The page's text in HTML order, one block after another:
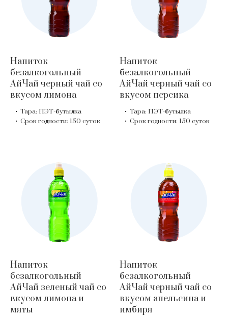
Напиток
безалкогольный
АйЧай черный чай со
вкусом лимона
Тара: ПЭТ-бутылка
Срок годности: 150 суток
Напиток
безалкогольный
АйЧай черный чай со
вкусом персика
Тара: ПЭТ-бутылка
Срок годности: 150 суток
Напиток
безалкогольный
АйЧай зеленый чай со
вкусом лимона и
мяты
Напиток
безалкогольный
АйЧай черный чай со
вкусом апельсина и
имбиря